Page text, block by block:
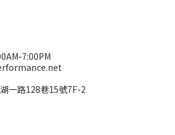
7:00PM
一路128巷15號7F-2